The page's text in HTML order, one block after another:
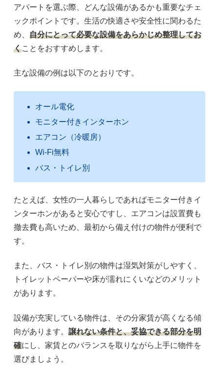
アパートを選ぶ際、どんな設備があるかも重要なチェ
ックポイントです。生活の快適さや安全性に関わるた
め、 自分にとって必要な設備をあらかじめ整理してお
くことをおすすめします。
主な設備の例は以下のとおりです。
オール電化
モニター付きインターホン
エアコン（冷暖房）
Wi-Fi無料
バス・トイレ別
たとえば、女性の一人暮らしであればモニター付きイ
ンターホンがあると安心ですし、エアコンは設置費も
撤去費も高いため、最初から備え付けの物件が便利で
す。
また、バス・トイレ別の物件は湿気対策がしやすく、
トイレットペーパーや床が濡れにくいなどのメリット
があります。
設備が充実している物件は、その分家賃が高くなる傾
向があります。 譲れない条件と、妥協できる部分を明
確にし、家賃とのバランスを取りながら上手に物件を
選びましょう。